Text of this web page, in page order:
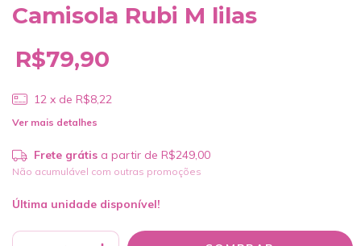
Camisola Rubi M lilas
R$79,90
12 x de R$8,22
Ver mais detalhes
Frete grátis a partir de R$249,00
Não acumulável com outras promoções
Última unidade disponível!